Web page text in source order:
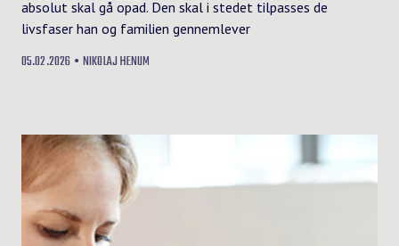
absolut skal gå opad. Den skal i stedet tilpasses de
livsfaser han og familien gennemlever
05.02.2026 NIKOLAJ HENUM